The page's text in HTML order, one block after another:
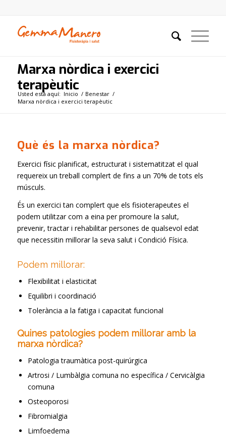
Marxa nòrdica i exercici
terapèutic
Usted está aquí: Inicio / Benestar /
Marxa nòrdica i exercici terapèutic
Què és la marxa nòrdica?
Exercici físic planificat, estructurat i sistematitzat el qual
requereix un treball complert de fins a un 70% de tots els
músculs.
És un exercici tan complert que els fisioterapeutes el
podem utilitzar com a eina per promoure la salut,
prevenir, tractar i rehabilitar persones de qualsevol edat
que necessitin millorar la seva salut i Condició Física.
Podem millorar:
Flexibilitat i elasticitat
Equilibri i coordinació
Tolerància a la fatiga i capacitat funcional
Quines patologies podem millorar amb la
marxa nòrdica?
Patologia traumàtica post-quirúrgica
Artrosi / Lumbàlgia comuna no específica / Cervicàlgia
comuna
Osteoporosi
Fibromialgia
Limfoedema